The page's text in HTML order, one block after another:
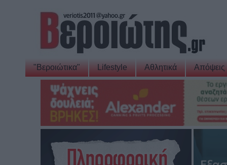
"Βεροιώτικα" Lifestyle Αθλητικά Απόψεις